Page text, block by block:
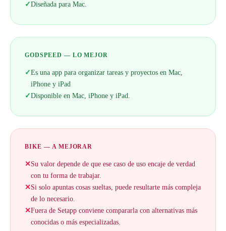
✓Diseñada para Mac.
GODSPEED — LO MEJOR
✓Es una app para organizar tareas y proyectos en Mac,
iPhone y iPad
✓Disponible en Mac, iPhone y iPad.
BIKE — A MEJORAR
✕Su valor depende de que ese caso de uso encaje de verdad
con tu forma de trabajar.
✕Si solo apuntas cosas sueltas, puede resultarte más compleja
de lo necesario.
✕Fuera de Setapp conviene compararla con alternativas más
conocidas o más especializadas.